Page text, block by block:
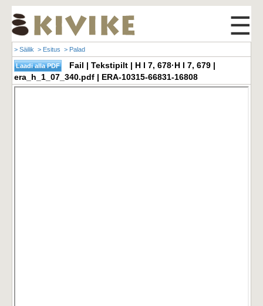
☰
> Säilik > Esitus > Palad
Fail | Tekstipilt | H I 7, 678·H I 7, 679 |
era_h_1_07_340.pdf | ERA-10315-66831-16808